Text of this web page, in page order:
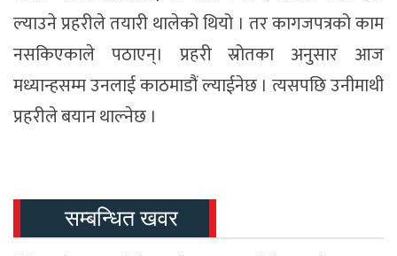
ल्याउने प्रहरीले तयारी थालेको थियो । तर कागजपत्रको काम
नसकिएकाले पठाएन्। प्रहरी स्रोतका अनुसार आज
मध्यान्हसम्म उनलाई काठमाडौं ल्याईनेछ । त्यसपछि उनीमाथी
प्रहरीले बयान थाल्नेछ ।
सम्बन्धित खवर